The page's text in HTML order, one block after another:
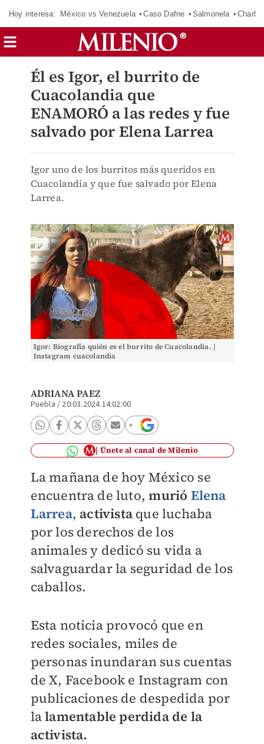
Hoy interesa: México vs Venezuela Caso Dafne Salmonela
Él es Igor, el burrito de
Cuacolandia que
ENAMORÓ a las redes y fue
salvado por Elena Larrea
Igor uno de los burritos más queridos en
Cuacolandia y que fue salvado por Elena
Larrea.
Igor: Biografía quién es el burrito de Cuacolandia. |
Instagram cuacolandia
ADRIANA PAEZ
Puebla / 20.03.2024 14:02:00
Únete al canal de Milenio
La mañana de hoy México se
encuentra de luto,murió Elena
Larrea, activistaque luchaba
por los derechos de los
animales y dedicó su vida a
salvaguardar la seguridad de los
caballos.
Esta noticia provocó que en
redes sociales, miles de
personas inundaran sus cuentas
de X, Facebook e Instagram con
publicaciones de despedida por
lalamentable perdida de la
activista.